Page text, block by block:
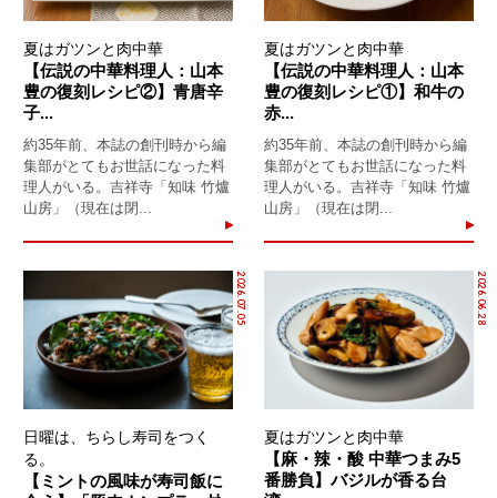
夏はガツンと肉中華
【伝説の中華料理人：山本
豊の復刻レシピ②】青唐辛
子...
約35年前、本誌の創刊時から編
集部がとてもお世話になった料
理人がいる。吉祥寺「知味 竹爐
山房」（現在は閉...
夏はガツンと肉中華
【伝説の中華料理人：山本
豊の復刻レシピ①】和牛の
赤...
約35年前、本誌の創刊時から編
集部がとてもお世話になった料
理人がいる。吉祥寺「知味 竹爐
山房」（現在は閉...
2026.07.05
日曜は、ちらし寿司をつく
る。
【ミントの風味が寿司飯に
2026.06.28
夏はガツンと肉中華
【麻・辣・酸 中華つまみ5
番勝負】バジルが香る台